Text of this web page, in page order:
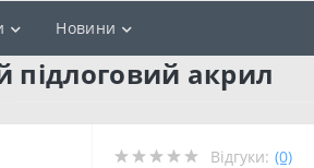
Новини
підлоговий акрил
Відгуки: (0)